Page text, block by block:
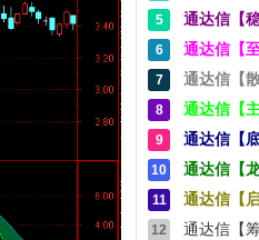
5 通达信【
6 通达信【
7 通达信【
8 通达信【
9 通达信【
10 通达信【
11 通达信【
12 通达信【